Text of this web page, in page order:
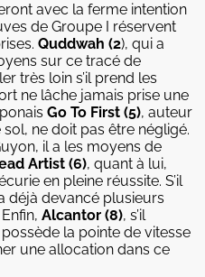
avec la ferme intention
de Groupe I réservent
Quddwah (2), qui a
sur ce tracé de
très loin s’il prend les
ne lâche jamais prise une
Go To First (5), auteur
ne doit pas être négligé.
il a les moyens de
Artist (6), quant à lui,
en pleine réussite. S’il
déjà devancé plusieurs
Alcantor (8), s’il
la pointe de vitesse
une allocation dans ce